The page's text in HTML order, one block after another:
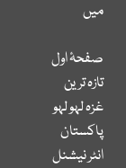
میں
صفحۂ اول
تازہ ترین
غزہ لہو لہو
پاکستان
انٹر نیشنل